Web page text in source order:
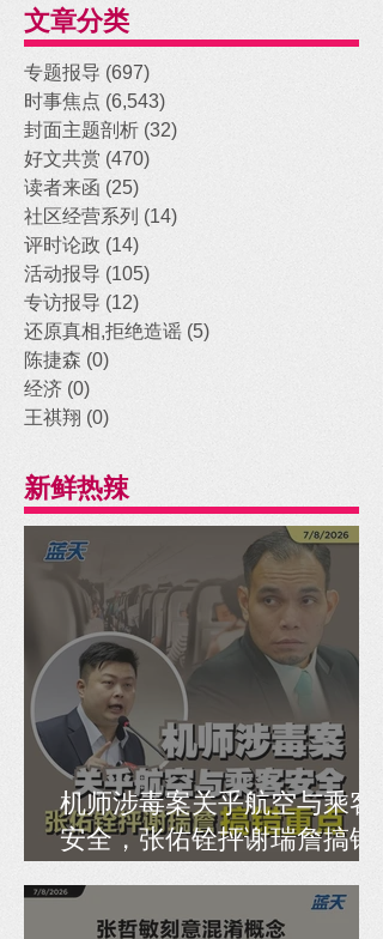
文章分类
专题报导 (697)
时事焦点 (6,543)
封面主题剖析 (32)
好文共赏 (470)
读者来函 (25)
社区经营系列 (14)
评时论政 (14)
活动报导 (105)
专访报导 (12)
还原真相,拒绝造谣 (5)
陈捷森 (0)
经济 (0)
王祺翔 (0)
新鲜热辣
机师涉毒案关乎航空与乘客
安全，张佑铨抨谢瑞詹搞错